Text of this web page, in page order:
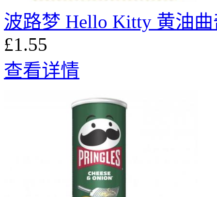
波路梦 Hello Kitty 黄油曲
£1.55
查看详情